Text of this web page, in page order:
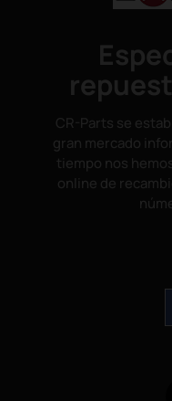
CR-Parts se
gran mercado
tiempo nos
online de